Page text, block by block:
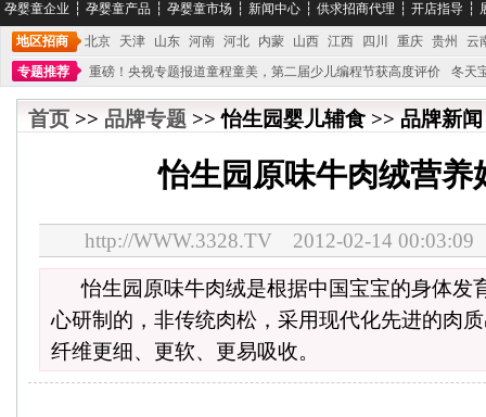
孕婴童企业 ┆ 孕婴童产品 ┆ 孕婴童市场 ┆ 新闻中心 ┆ 供求招商代理 ┆ 开店指导 ┆
地区招商 北京 天津 山东 河南 河北 内蒙 山西 江西 四川 重庆 贵州
云
专题推荐
重磅！央视专题报道童程童美，第二届少儿编程节获高度评价
冬天
不能再单纯地销售产品,而要向增强服务转型,毕竟母婴产品比较特殊。”
妇幼广场
首页 >> 品牌专题 >> 怡生园婴儿辅食 >> 品牌新
怡生园原味牛肉绒营养
http://WWW.3328.TV 2012-02-14
怡生园原味牛肉绒是根据中国宝宝的身体发
心研制的，非传统肉松，采用现代化先进的肉
纤维更细、更软、更易吸收。